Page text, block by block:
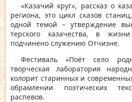
«Казачий круг», рассказ о
региона, это цикл сказов
одной темой – утверждение
терского казачества, в
подчинено служению Отчизне.
Фестиваль «Поёт село
творческая лаборатория
колорит старинных и
обрамлении поэтических
распевов.